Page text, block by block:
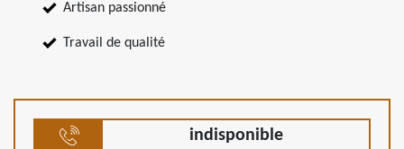
Artisan passionné
Travail de qualité
indisponible